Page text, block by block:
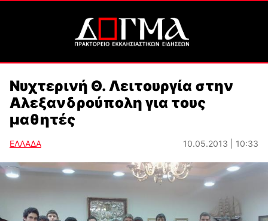
Νυχτερινή Θ. Λειτουργία στην
Αλεξανδρούπολη για τους
μαθητές
ΕΛΛΑΔΑ 10.05.2013 | 10:33